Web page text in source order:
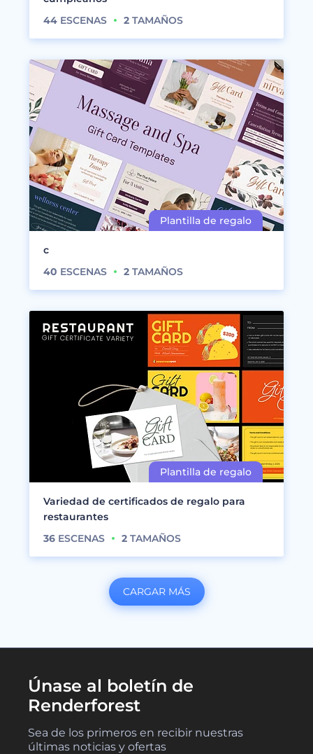
44 ESCENAS 2 TAMAÑOS
c
40 ESCENAS 2 TAMAÑOS
Variedad de certificados de regalo para
restaurantes
36 ESCENAS 2 TAMAÑOS
CARGAR MÁS
Únase al boletín de
Renderforest
Sea de los primeros en recibir nuestras
últimas noticias y ofertas